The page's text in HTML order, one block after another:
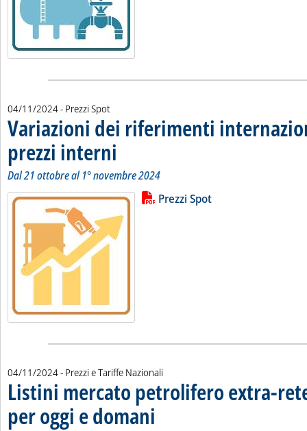
04/11/2024- Prezzi Spot
Variazioni dei riferimenti
prezzi interni
Dal 21 ottobre al 1° novembre 2024
Leggi tutta la notizia:
Lista allegati PDF alla notizia
Prezzi Spot
04/11/2024- Prezzi e Tariffe Nazionali
Listini mercato petrolifero extra-
per oggi e domani